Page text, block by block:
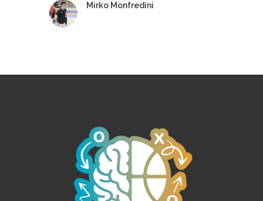
Mirko Monfredini